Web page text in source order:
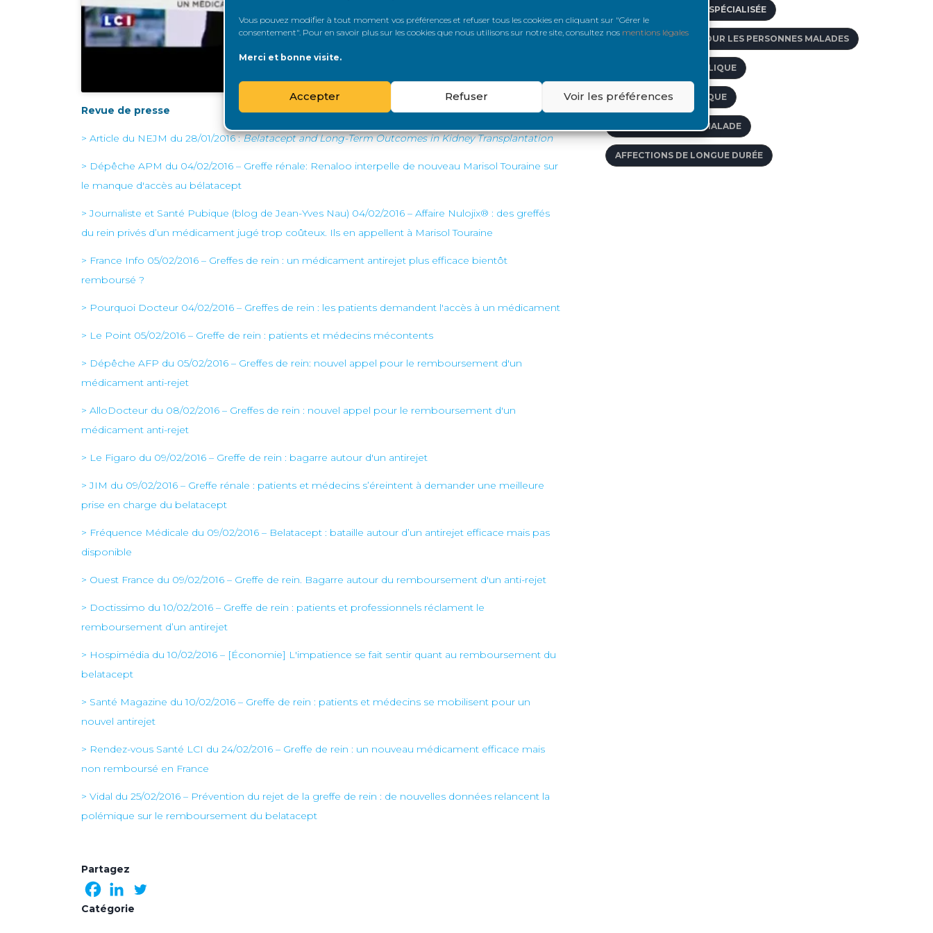
Vous pouvez modifier à tout moment vos préférences et refuser tous les cookies en cliquant sur "Gérer le
consentement". Pour en savoir plus sur les cookies que nous utilisons sur notre site, consultez nos mentions légales
Merci et bonne visite.
Accepter Refuser Voir les préférences
Revue de presse
> Article du NEJM du 28/01/2016 :Belatacept and Long-Term Outcomes in Kidney Transplantation
> Dépêche APM du 04/02/2016 – Greffe rénale: Renaloo interpelle de nouveau Marisol Touraine sur
le manque d'accès au bélatacept
> Journaliste et Santé Pubique (blog de Jean-Yves Nau) 04/02/2016 – Affaire Nulojix® : des greffés
du rein privés d’un médicament jugé trop coûteux. Ils en appellent à Marisol Touraine
> France Info 05/02/2016 – Greffes de rein : un médicament antirejet plus efficace bientôt
remboursé ?
> Pourquoi Docteur 04/02/2016 – Greffes de rein : les patients demandent l'accès à un médicament
> Le Point 05/02/2016 – Greffe de rein : patients et médecins mécontents
> Dépêche AFP du 05/02/2016 – Greffes de rein: nouvel appel pour le remboursement d'un
médicament anti-rejet
> AlloDocteur du 08/02/2016 – Greffes de rein : nouvel appel pour le remboursement d'un
médicament anti-rejet
> Le Figaro du 09/02/2016 – Greffe de rein : bagarre autour d'un antirejet
> JIM du 09/02/2016 – Greffe rénale : patients et médecins s’éreintent à demander une meilleure
prise en charge du belatacept
> Fréquence Médicale du 09/02/2016 – Belatacept : bataille autour d’un antirejet efficace mais pas
disponible
> Ouest France du 09/02/2016 – Greffe de rein. Bagarre autour du remboursement d'un anti-rejet
> Doctissimo du 10/02/2016 – Greffe de rein : patients et professionnels réclament le
remboursement d’un antirejet
> Hospimédia du 10/02/2016 – [Économie] L'impatience se fait sentir quant au remboursement du
belatacept
> Santé Magazine du 10/02/2016 – Greffe de rein : patients et médecins se mobilisent pour un
nouvel antirejet
> Rendez-vous Santé LCI du 24/02/2016 – Greffe de rein : un nouveau médicament efficace mais
non remboursé en France
> Vidal du 25/02/2016 – Prévention du rejet de la greffe de rein : de nouvelles données relancent la
polémique sur le remboursement du belatacept
Partagez
Catégorie
AGENCE DE VOYAGE SPÉCIALISÉE
ACCÈS AU CRÉDIT POUR LES PERSONNES MALADES
'ACIDE MYCOPHÉNOLIQUE
ACIDOSE MÉTABOLIQUE
ACCOMPAGNER LE MALADE
AFFECTIONS DE LONGUE DURÉE